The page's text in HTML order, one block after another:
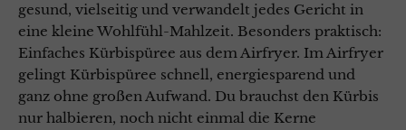
gesund, vielseitig und verwandelt jedes Gericht in
eine kleine Wohlfühl-Mahlzeit. Besonders praktisch:
Einfaches Kürbispüree aus dem Airfryer. Im Airfryer
gelingt Kürbispüree schnell, energiesparend und
ganz ohne großen Aufwand. Du brauchst den Kürbis
nur halbieren, noch nicht einmal die Kerne